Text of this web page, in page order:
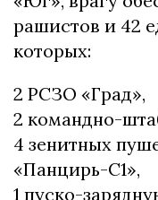
рашистов и 42
которых:
2 РСЗО «Град»,
2 командно-
4 зенитных
«Панцирь-С1»,
1 пуско-